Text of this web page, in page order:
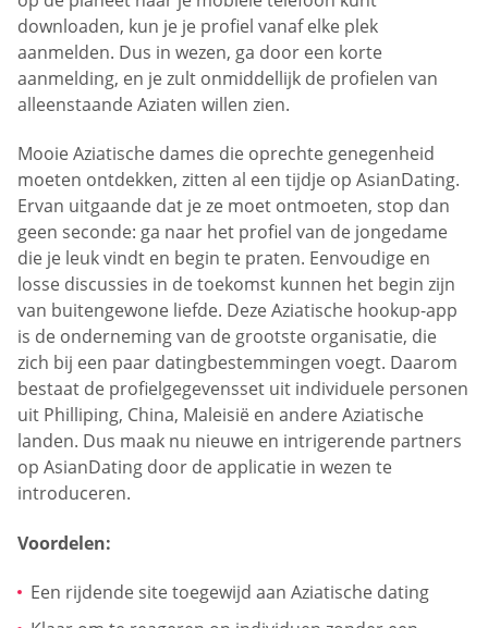
downloaden, kun je je profiel vanaf elke plek
aanmelden. Dus in wezen, ga door een korte
aanmelding, en je zult onmiddellijk de profielen van
alleenstaande Aziaten willen zien.
Mooie Aziatische dames die oprechte genegenheid
moeten ontdekken, zitten al een tijdje op AsianDating.
Ervan uitgaande dat je ze moet ontmoeten, stop dan
geen seconde: ga naar het profiel van de jongedame
die je leuk vindt en begin te praten. Eenvoudige en
losse discussies in de toekomst kunnen het begin zijn
van buitengewone liefde. Deze Aziatische hookup-app
is de onderneming van de grootste organisatie, die
zich bij een paar datingbestemmingen voegt. Daarom
bestaat de profielgegevensset uit individuele personen
uit Philliping, China, Maleisië en andere Aziatische
landen. Dus maak nu nieuwe en intrigerende partners
op AsianDating door de applicatie in wezen te
introduceren.
Voordelen:
Een rijdende site toegewijd aan Aziatische dating